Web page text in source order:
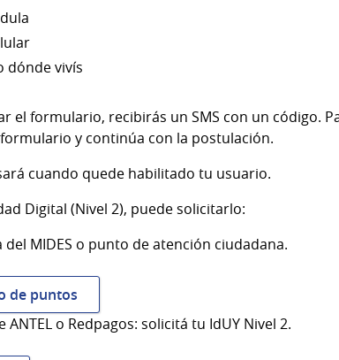
dónde vivís
el formulario, recibirás un SMS con un código.
y continúa con la postulación.
cuando quede habilitado tu usuario.
Digital (Nivel 2), puede solicitarlo:
MIDES o punto de atención ciudadana.
de puntos
ANTEL o Redpagos: solicitá tu IdUY Nivel 2.